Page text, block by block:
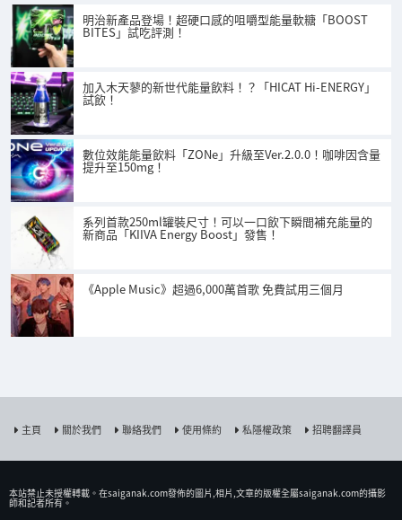
明治新產品登場！超硬口感的咀嚼型能量軟糖「BOOST
BITES」試吃評測！
加入木天蓼的新世代能量飲料！？「HICAT Hi-ENERGY」
試飲！
數位效能能量飲料「ZONe」升級至Ver.2.0.0！咖啡因含量
提升至150mg！
系列首款250ml罐裝尺寸！可以一口飲下瞬間補充能量的
新商品「KIIVA Energy Boost」發售！
《Apple Music》超過6,000萬首歌 免費試用三個月
主頁 關於我們 聯絡我們 使用條約 私隱權政策 招聘翻譯員
本站禁止未授權𨍭載。在saiganak.com發佈的圖片,相片,文章的版權全屬saiganak.com的攝影
師和記者所有。